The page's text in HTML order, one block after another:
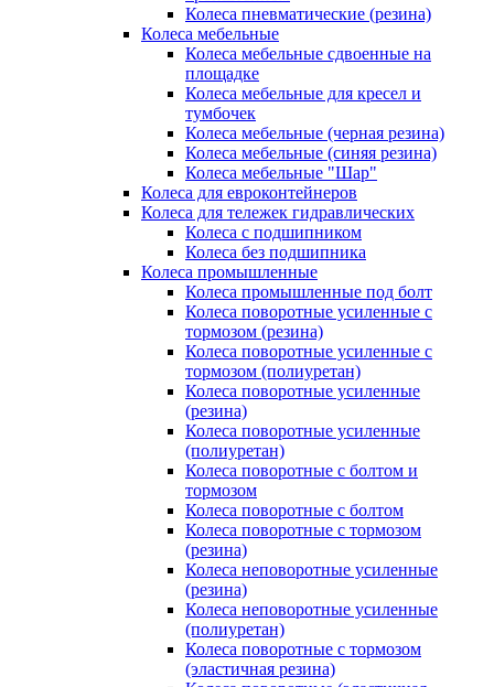
Колеса пневматические (резина)
Колеса мебельные
Колеса мебельные сдвоенные на
площадке
Колеса мебельные для кресел и
тумбочек
Колеса мебельные (черная резина)
Колеса мебельные (синяя резина)
Колеса мебельные "Шар"
Колеса для евроконтейнеров
Колеса для тележек гидравлических
Колеса с подшипником
Колеса без подшипника
Колеса промышленные
Колеса промышленные под болт
Колеса поворотные усиленные с
тормозом (резина)
Колеса поворотные усиленные с
тормозом (полиуретан)
Колеса поворотные усиленные
(резина)
Колеса поворотные усиленные
(полиуретан)
Колеса поворотные с болтом и
тормозом
Колеса поворотные с болтом
Колеса поворотные c тормозом
(резина)
Колеса неповоротные усиленные
(резина)
Колеса неповоротные усиленные
(полиуретан)
Колеса поворотные c тормозом
(эластичная резина)